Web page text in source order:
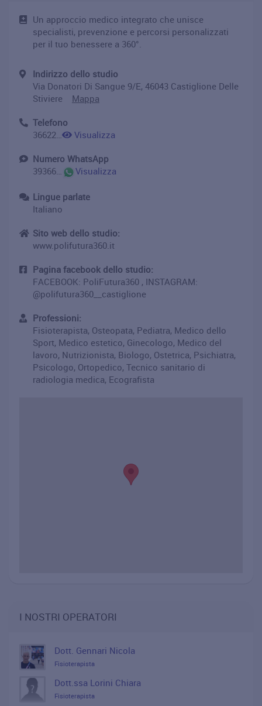
Un approccio medico integrato che unisce
specialisti, prevenzione e percorsi personalizzati
per il tuo benessere a 360°.
Indirizzo dello studio
Via Donatori Di Sangue 9/E, 46043 Castiglione Delle
Stiviere Mappa
Telefono
3662223769
Visualizza
Numero WhatsApp
393662223769
Visualizza
Lingue parlate
Italiano
Sito web dello studio:
www.polifutura360.it
Pagina facebook dello studio:
FACEBOOK: PoliFutura360 , INSTAGRAM:
@polifutura360__castiglione
Professioni:
Fisioterapista, Osteopata, Pediatra, Medico dello
Sport, Medico estetico, Ginecologo, Medico del
lavoro, Nutrizionista, Biologo, Ostetrica, Psichiatra,
Psicologo, Ortopedico, Tecnico sanitario di
radiologia medica, Ecografista
I NOSTRI OPERATORI
Dott. Gennari Nicola
Fisioterapista
Dott.ssa Lorini Chiara
Fisioterapista